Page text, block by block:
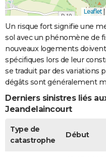
Leaflet|
Un risque fort signifie une
sol avec un phénomène de
nouveaux logements
spécifiques lors de leur
se traduit par des variations
dégâts sont généralement
Derniers sinistres liés
Jeandelaincourt
Type de
catastrophe
Début